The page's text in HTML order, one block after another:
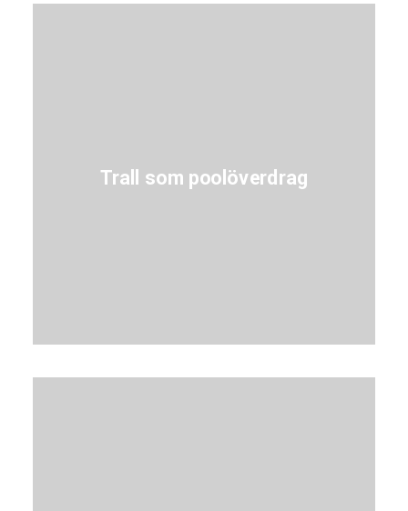
Trall som poolöverdrag